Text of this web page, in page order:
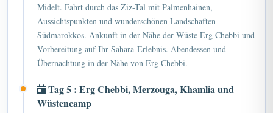
Midelt. Fahrt durch das Ziz-Tal mit Palmenhainen,
Aussichtspunkten und wunderschönen Landschaften
Südmarokkos. Ankunft in der Nähe der Wüste Erg Chebbi und
Vorbereitung auf Ihr Sahara-Erlebnis. Abendessen und
Übernachtung in der Nähe von Erg Chebbi.
Tag 5 : Erg Chebbi, Merzouga, Khamlia und
Wüstencamp